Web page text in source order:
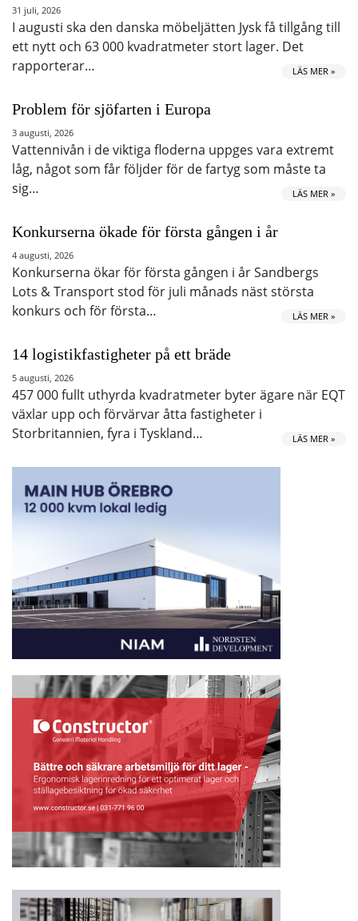
31 juli, 2026
I augusti ska den danska möbeljätten Jysk få tillgång till
ett nytt och 63 000 kvadratmeter stort lager. Det
rapporterar…
LÄS MER »
Problem för sjöfarten i Europa
3 augusti, 2026
Vattennivån i de viktiga floderna uppges vara extremt
låg, något som får följder för de fartyg som måste ta
sig…
LÄS MER »
Konkurserna ökade för första gången i år
4 augusti, 2026
Konkurserna ökar för första gången i år Sandbergs
Lots & Transport stod för juli månads näst största
konkurs och för första…
LÄS MER »
14 logistikfastigheter på ett bräde
5 augusti, 2026
457 000 fullt uthyrda kvadratmeter byter ägare när EQT
växlar upp och förvärvar åtta fastigheter i
Storbritannien, fyra i Tyskland…
LÄS MER »